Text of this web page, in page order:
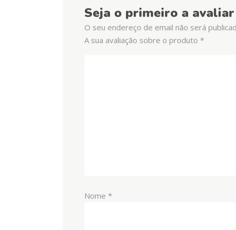
Seja o primeiro a avaliar
O seu endereço de email não será
A sua avaliação sobre o produto *
Nome *